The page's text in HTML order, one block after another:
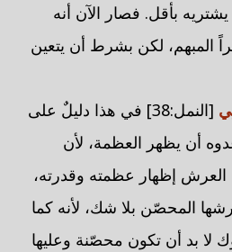
بأقل. فصار الآن أنه
المبهم، لكن بشرط أن يتعين
[النمل:38] في هذا دليلٌ على
أن يظهر العظمة، لأن
العرش إظهار عظمته وقدرته،
المحصّن بلا شك، لأنه كما
لا بد أن تكون محصّنة وعليها